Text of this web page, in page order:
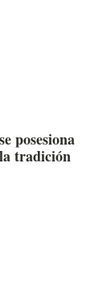
posesiona
tradición